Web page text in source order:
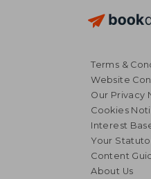
Terms &
Website
Our Privacy
Cookies
Interest
Your
Content
About Us